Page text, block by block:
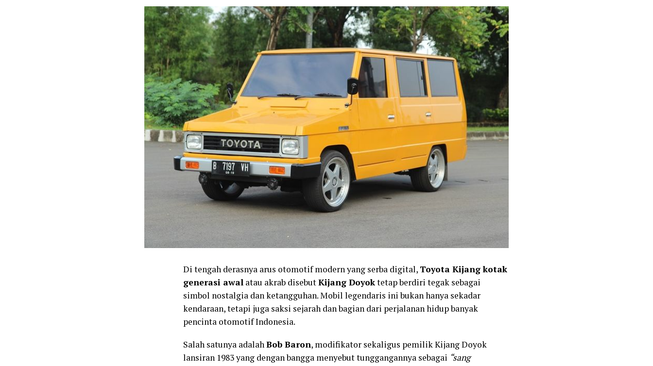
Di tengah derasnya arus otomotif modern yang serba digital, Toyota Kijang kotak
generasi awal atau akrab disebutKijang Doyoktetap berdiri tegak sebagai
simbol nostalgia dan ketangguhan. Mobil legendaris ini bukan hanya sekadar
kendaraan, tetapi juga saksi sejarah dan bagian dari perjalanan hidup banyak
pencinta otomotif Indonesia.
Salah satunya adalahBob Baron, modifikator sekaligus pemilik Kijang Doyok
lansiran 1983 yang dengan bangga menyebut tunggangannya sebagai “sang